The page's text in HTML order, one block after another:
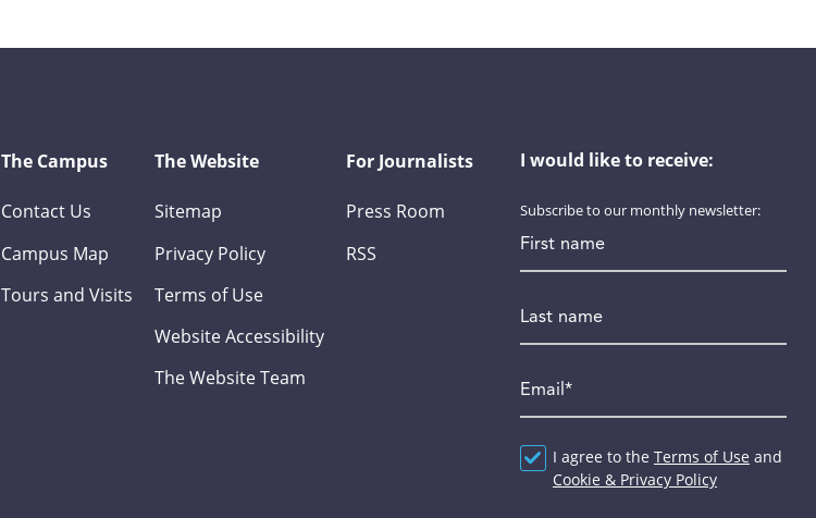
The Campus
Contact Us
Campus Map
Tours and Visits
The Website
Sitemap
Privacy Policy
Terms of Use
Website Accessibility
The Website Team
For Journalists
Press Room
RSS
I would like to receive:
Subscribe to our monthly newsletter:
*
Agreement*
I agree to the Terms of Use and
Cookie & Privacy Policy